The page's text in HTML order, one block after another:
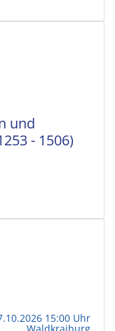
und
- 1506)
15:00 Uhr
Waldkraiburg